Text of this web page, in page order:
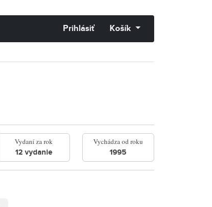
Prihlásiť Košík
Vydaní za rok
12 vydanie
Vychádza od roku
1995